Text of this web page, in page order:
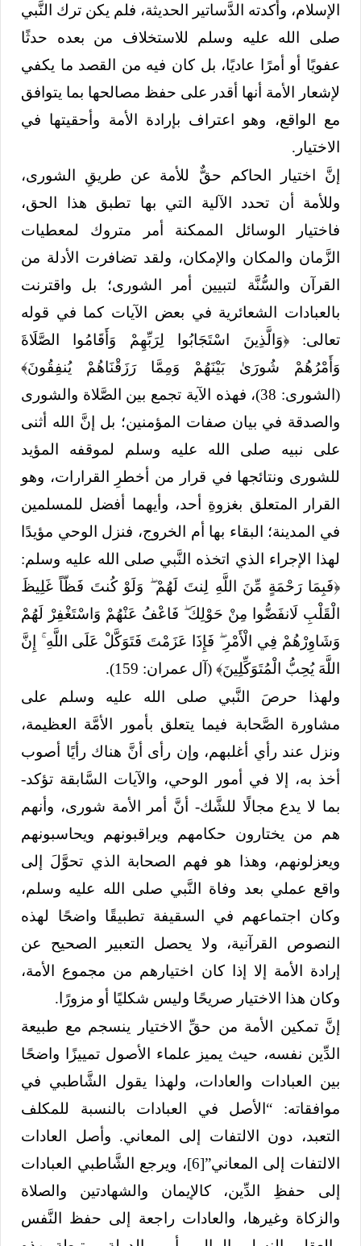
الإسلام، وأكدته الدَّساتير الحديثة، فلم يكن ترك النَّبي
صلى الله عليه وسلم للاستخلاف من بعده حدثًا
عفويًا أو أمرًا عاديًا، بل كان فيه من القصد ما يكفي
لإشعار الأمة أنها أقدر على حفظ مصالحها بما يتوافق
مع الواقع، وهو اعتراف بإرادة الأمة وأحقيتها في
الاختيار.
إنَّ اختيار الحاكم حقٌّ للأمة عن طريقِ الشورى،
وللأمة أن تحدد الآلية التي بها تطبق هذا الحق،
فاختيار الوسائل الممكنة أمر متروك لمعطيات
الزَّمان والمكان والإمكان، ولقد تضافرت الأدلة من
القرآن والسُّنَّة لتبيين أمر الشورى؛ بل واقترنت
بالعبادات الشعائرية في بعض الآيات كما في قوله
تعالى: ﴿وَالَّذِينَ اسْتَجَابُوا لِرَبِّهِمْ وَأَقَامُوا الصَّلَاةَ
وَأَمْرُهُمْ شُورَىٰ بَيْنَهُمْ وَمِمَّا رَزَقْنَاهُمْ يُنفِقُونَ﴾
(الشورى: 38)، فهذه الآية تجمع بين الصَّلاة والشورى
والصدقة في بيان صفات المؤمنين؛ بل إنَّ الله أثنى
على نبيه صلى الله عليه وسلم لموقفه المؤيد
للشورى ونتائجها في قرار من أخطرِ القرارات، وهو
القرار المتعلق بغزوةِ أحد، وأيهما أفضل للمسلمين
في المدينة؛ البقاء بها أم الخروج، فنزل الوحي مؤيدًا
لهذا الإجراء الذي اتخذه النَّبي صلى الله عليه وسلم:
﴿فَبِمَا رَحْمَةٍ مِّنَ اللَّهِ لِنتَ لَهُمْ ۖ وَلَوْ كُنتَ فَظّاً غَلِيظَ
الْقَلْبِ لَانفَضُّوا مِنْ حَوْلِكَ ۖ فَاعْفُ عَنْهُمْ وَاسْتَغْفِرْ لَهُمْ
وَشَاوِرْهُمْ فِي الْأَمْرِ ۖ فَإِذَا عَزَمْتَ فَتَوَكَّلْ عَلَى اللَّهِ ۚ إِنَّ
اللَّهَ يُحِبُّ الْمُتَوَكِّلِينَ﴾ (آل عمران: 159).
ولهذا حرصَ النَّبي صلى الله عليه وسلم على
مشاورة الصَّحابة فيما يتعلق بأمور الأمَّة العظيمة،
ونزل عند رأي أغلبهم، وإن رأى أنَّ هناك رأيًا أصوب
أخذ به، إلا في أمور الوحي، والآيات السَّابقة تؤكد-
بما لا يدع مجالًا للشَّك- أنَّ أمر الأمة شورى، وأنهم
هم من يختارون حكامهم ويراقبونهم ويحاسبونهم
ويعزلونهم، وهذا هو فهم الصحابة الذي تحوَّلَ إلى
واقع عملي بعد وفاة النَّبي صلى الله عليه وسلم،
وكان اجتماعهم في السقيفة تطبيقًا واضحًا لهذه
النصوص القرآنية، ولا يحصل التعبير الصحيح عن
إرادة الأمة إلا إذا كان اختيارهم من مجموع الأمة،
وكان هذا الاختيار صريحًا وليس شكليًا أو مزورًا.
إنَّ تمكين الأمة من حقِّ الاختيار ينسجم مع طبيعة
الدِّين نفسه، حيث يميز علماء الأصول تمييزًا واضحًا
بين العبادات والعادات، ولهذا يقول الشَّاطبي في
موافقاته: “الأصل في العبادات بالنسبة للمكلف
التعبد، دون الالتفات إلى المعاني. وأصل العادات
الالتفات إلى المعاني”[6]، ويرجع الشَّاطبي العبادات
إلى حفظِ الدِّين، كالإيمان والشهادتين والصلاة
والزكاة وغيرها، والعادات راجعة إلى حفظ النَّفس